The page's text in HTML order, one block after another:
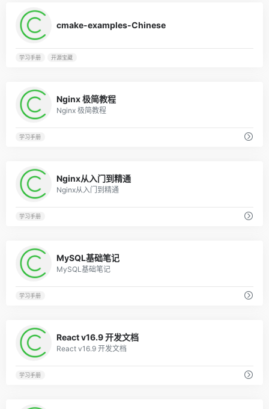
cmake-examples-Chinese
学习手册 开源宝藏
Nginx 极简教程
Nginx 极简教程
学习手册
Nginx从入门到精通
Nginx从入门到精通
学习手册
MySQL基础笔记
MySQL基础笔记
学习手册
React v16.9 开发文档
React v16.9 开发文档
学习手册